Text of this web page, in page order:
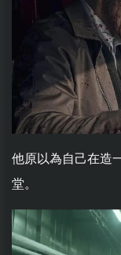
他原以為自己在造
堂。